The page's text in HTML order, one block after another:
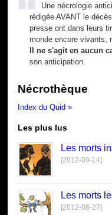
Une nécrologie
rédigée AVANT le
presse ont dans leurs
monde encore vivants,
Il ne s'agit en aucun
son anticipation.
Nécrothèque
Index du Quid »
Les plus lus
Les morts
[2012-09-14]
Les morts
[2012-08-27]